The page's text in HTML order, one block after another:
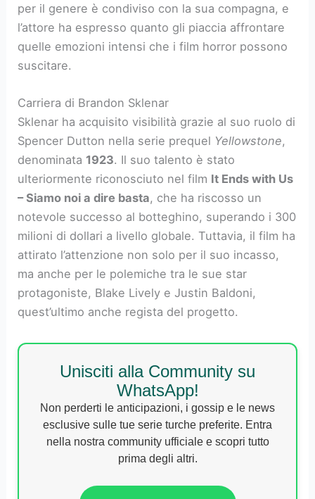
per il genere è condiviso con la sua compagna, e
l’attore ha espresso quanto gli piaccia affrontare
quelle emozioni intensi che i film horror possono
suscitare.
Carriera di Brandon Sklenar
Sklenar ha acquisito visibilità grazie al suo ruolo di
Spencer Dutton nella serie prequel Yellowstone,
denominata 1923. Il suo talento è stato
ulteriormente riconosciuto nel film It Ends with Us
– Siamo noi a dire basta, che ha riscosso un
notevole successo al botteghino, superando i 300
milioni di dollari a livello globale. Tuttavia, il film ha
attirato l’attenzione non solo per il suo incasso,
ma anche per le polemiche tra le sue star
protagoniste, Blake Lively e Justin Baldoni,
quest’ultimo anche regista del progetto.
Unisciti alla Community su
WhatsApp!
Non perderti le anticipazioni, i gossip e le news
esclusive sulle tue serie turche preferite. Entra
nella nostra community ufficiale e scopri tutto
prima degli altri.